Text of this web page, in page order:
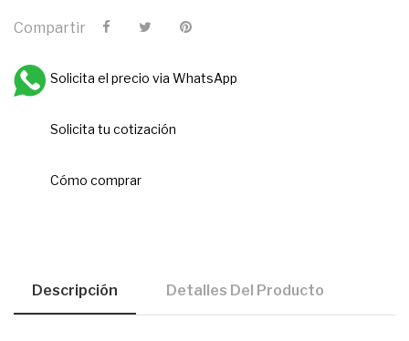
Compartir
Solicita el precio via WhatsApp
Solicita tu cotización
Cómo comprar
Descripción Detalles Del Producto